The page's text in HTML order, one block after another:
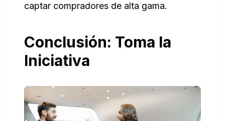
captar compradores de alta gama.
Conclusión: Toma la
Iniciativa